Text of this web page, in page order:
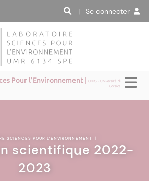
| Se connecter
Pour l'Environnement |CNRS - Università di
Corsica
SCIENCES POUR L'ENVIRONNEMENT |
scientifique 2022-
2023